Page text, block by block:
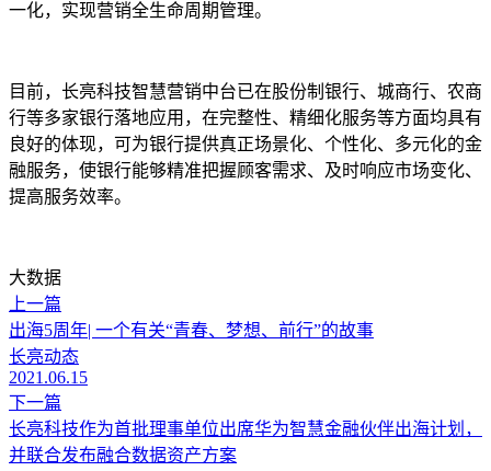
一化，实现营销全生命周期管理。
目前，长亮科技智慧营销中台已在股份制银行、城商行、农商
行等多家银行落地应用，在完整性、精细化服务等方面均具有
良好的体现，可为银行提供真正场景化、个性化、多元化的金
融服务，使银行能够精准把握顾客需求、及时响应市场变化、
提高服务效率。
大数据
上一篇
出海5周年| 一个有关“青春、梦想、前行”的故事
长亮动态
2021.06.15
下一篇
长亮科技作为首批理事单位出席华为智慧金融伙伴出海计划，
并联合发布融合数据资产方案